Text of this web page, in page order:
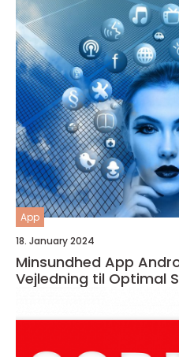
App
18. January 2024
Minsundhed App
Vejledning til Optimal